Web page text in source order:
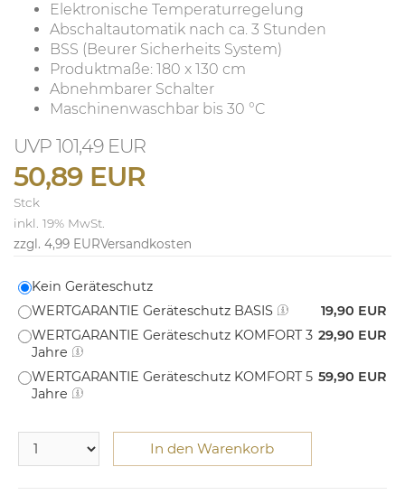
Elektronische Temperaturregelung
Abschaltautomatik nach ca. 3 Stunden
BSS (Beurer Sicherheits System)
Produktmaße: 180 x 130 cm
Abnehmbarer Schalter
Maschinenwaschbar bis 30 °C
101,49 EUR
50,89 EUR
Stck
inkl. 19% MwSt.
zzgl. 4,99 EURVersandkosten
Kein Geräteschutz
WERTGARANTIE Geräteschutz BASIS
19,90 EUR
WERTGARANTIE Geräteschutz KOMFORT 3
Jahre
29,90 EUR
WERTGARANTIE Geräteschutz KOMFORT 5
Jahre
59,90 EUR
In den Warenkorb